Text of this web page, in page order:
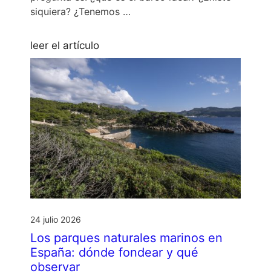
siquiera? ¿Tenemos …
leer el artículo
24 julio 2026
Los parques naturales marinos en
España: dónde fondear y qué
observar